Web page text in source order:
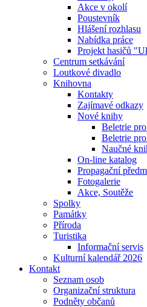
Akce v okolí
Poustevník
Hlášení rozhlasu
Nabídka práce
Projekt hasičů
Centrum setkávání
Loutkové divadlo
Knihovna
Kontakty
Zajímavé odkazy
Nové knihy
Beletrie
Beletrie
Naučné
On-line katalog
Propagační
Fotogalerie
Akce, Soutěže
Spolky
Památky
Příroda
Turistika
Informační servis
Kulturní kalendář 2026
Kontakt
Seznam osob
Organizační struktura
Podněty občanů